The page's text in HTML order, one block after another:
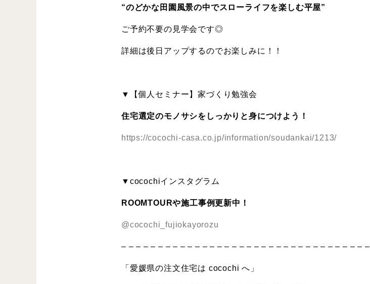
“のどかな田園風景の中でスローライフを楽しむ平屋”
ご予約不要の見学会です◎
詳細は後日アップするのでお楽しみに！！
▼【個人セミナー】家づくり勉強会
住宅選定のモノサシをしっかりと身につけよう！
https://cocochi-casa.co.jp/information/soudankai/1213/
▼cocochiインスタグラム
ROOMTOURや施工事例更新中！
@cocochi_fujiokayorozu
– – – – – – – – – – – – – – – – – – – – – – – – – – – – – – – – – –
「愛媛県の注文住宅は cocochi へ」